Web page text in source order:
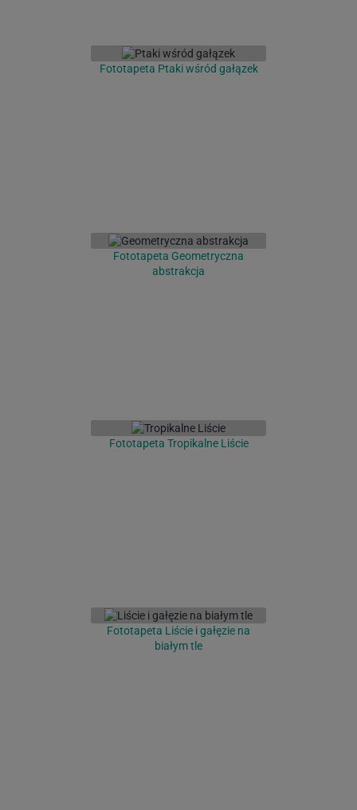
Fototapeta Ptaki wśród gałązek
Fototapeta Geometryczna
abstrakcja
Fototapeta Tropikalne Liście
Fototapeta Liście i gałęzie na
białym tle